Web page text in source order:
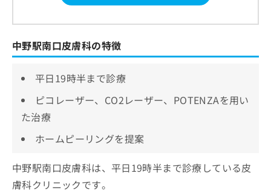
中野駅南口皮膚科の特徴
平日19時半まで診療
ピコレーザー、CO2レーザー、POTENZAを用い
た治療
ホームピーリングを提案
中野駅南口皮膚科は、平日19時半まで診療している皮
膚科クリニックです。